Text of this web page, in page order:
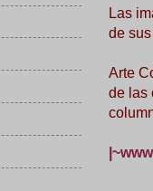
Las
de
Arte
de las